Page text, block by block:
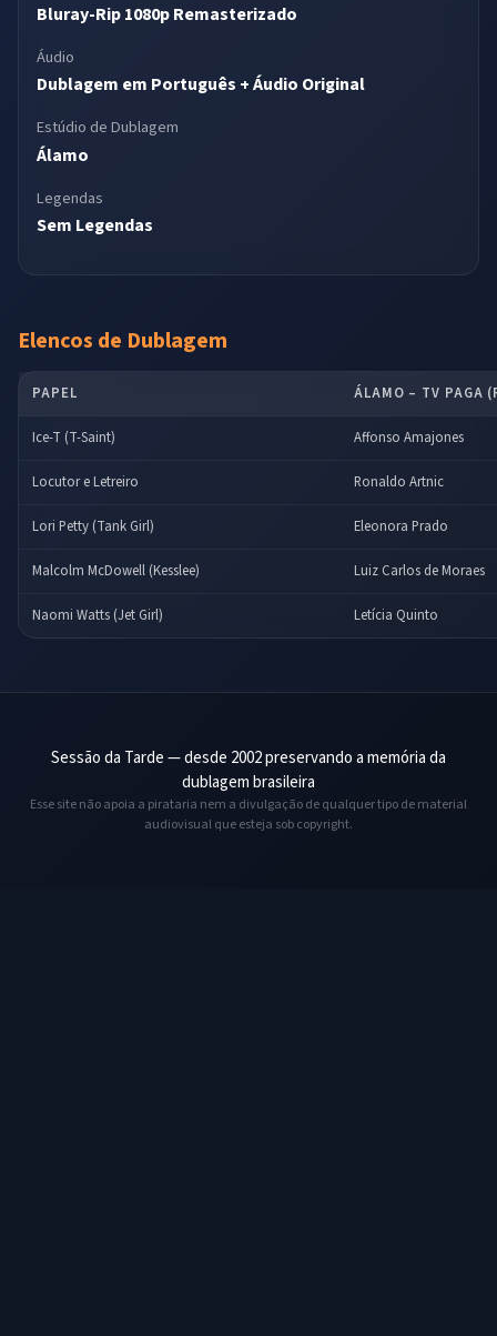
Bluray-Rip 1080p Remasterizado
Áudio
Dublagem em Português + Áudio Original
Estúdio de Dublagem
Álamo
Legendas
Sem Legendas
Elencos de Dublagem
PAPEL ÁLAMO – TV PAGA
Ice-T (T-Saint) Affonso Amajones
Locutor e Letreiro Ronaldo Artnic
Lori Petty (Tank Girl) Eleonora Prado
Malcolm McDowell (Kesslee) Luiz Carlos de Moraes
Naomi Watts (Jet Girl) Letícia Quinto
Sessão da Tarde — desde 2002 preservando a memória da
dublagem brasileira
Esse site não apoia a pirataria nem a divulgação de qualquer tipo de material
audiovisual que esteja sob copyright.